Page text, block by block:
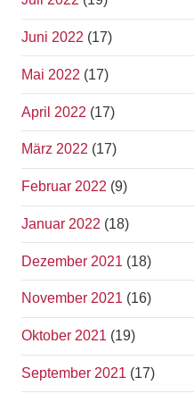
Juni 2022 (17)
Mai 2022 (17)
April 2022 (17)
März 2022 (17)
Februar 2022 (9)
Januar 2022 (18)
Dezember 2021 (18)
November 2021 (16)
Oktober 2021 (19)
September 2021 (17)